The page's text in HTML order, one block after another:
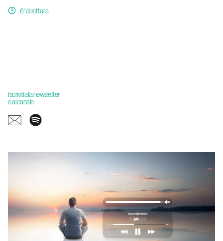
6' di lettura
Iscriviti alla newsletter
e al canale